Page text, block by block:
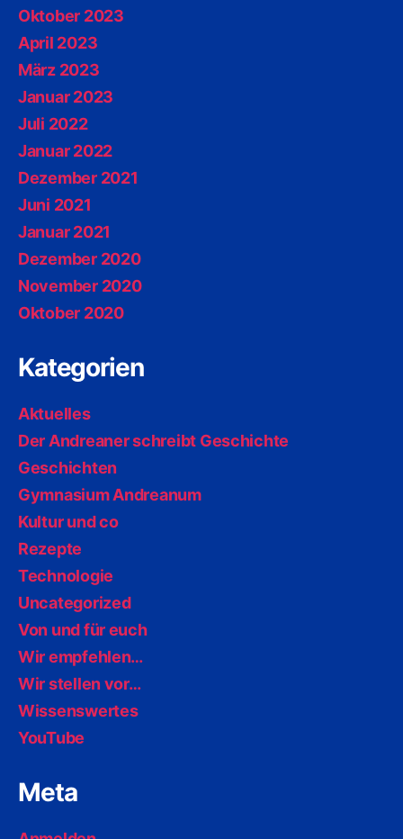
Oktober 2023
April 2023
März 2023
Januar 2023
Juli 2022
Januar 2022
Dezember 2021
Juni 2021
Januar 2021
Dezember 2020
November 2020
Oktober 2020
Kategorien
Aktuelles
Der Andreaner schreibt Geschichte
Geschichten
Gymnasium Andreanum
Kultur und co
Rezepte
Technologie
Uncategorized
Von und für euch
Wir empfehlen…
Wir stellen vor…
Wissenswertes
YouTube
Meta